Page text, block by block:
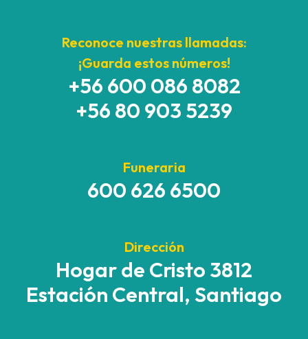
Reconoce nuestras llamadas:
¡Guarda estos números!
+56 600 086 8082
+56 80 903 5239
Funeraria
600 626 6500
Dirección
Hogar de Cristo 3812
Estación Central, Santiago